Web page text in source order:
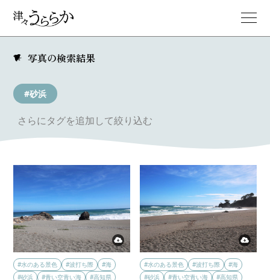
写真の検索結果
#砂浜
さらにタグを追加して絞り込む
#水のある景色 #波打ち際
#海
#砂浜
#青い空青い海
#高知県
#水のある景色 #波打ち際
#海
#砂浜
#青い空青い海
#高知県